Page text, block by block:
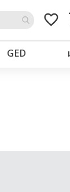
favorite_border
GED